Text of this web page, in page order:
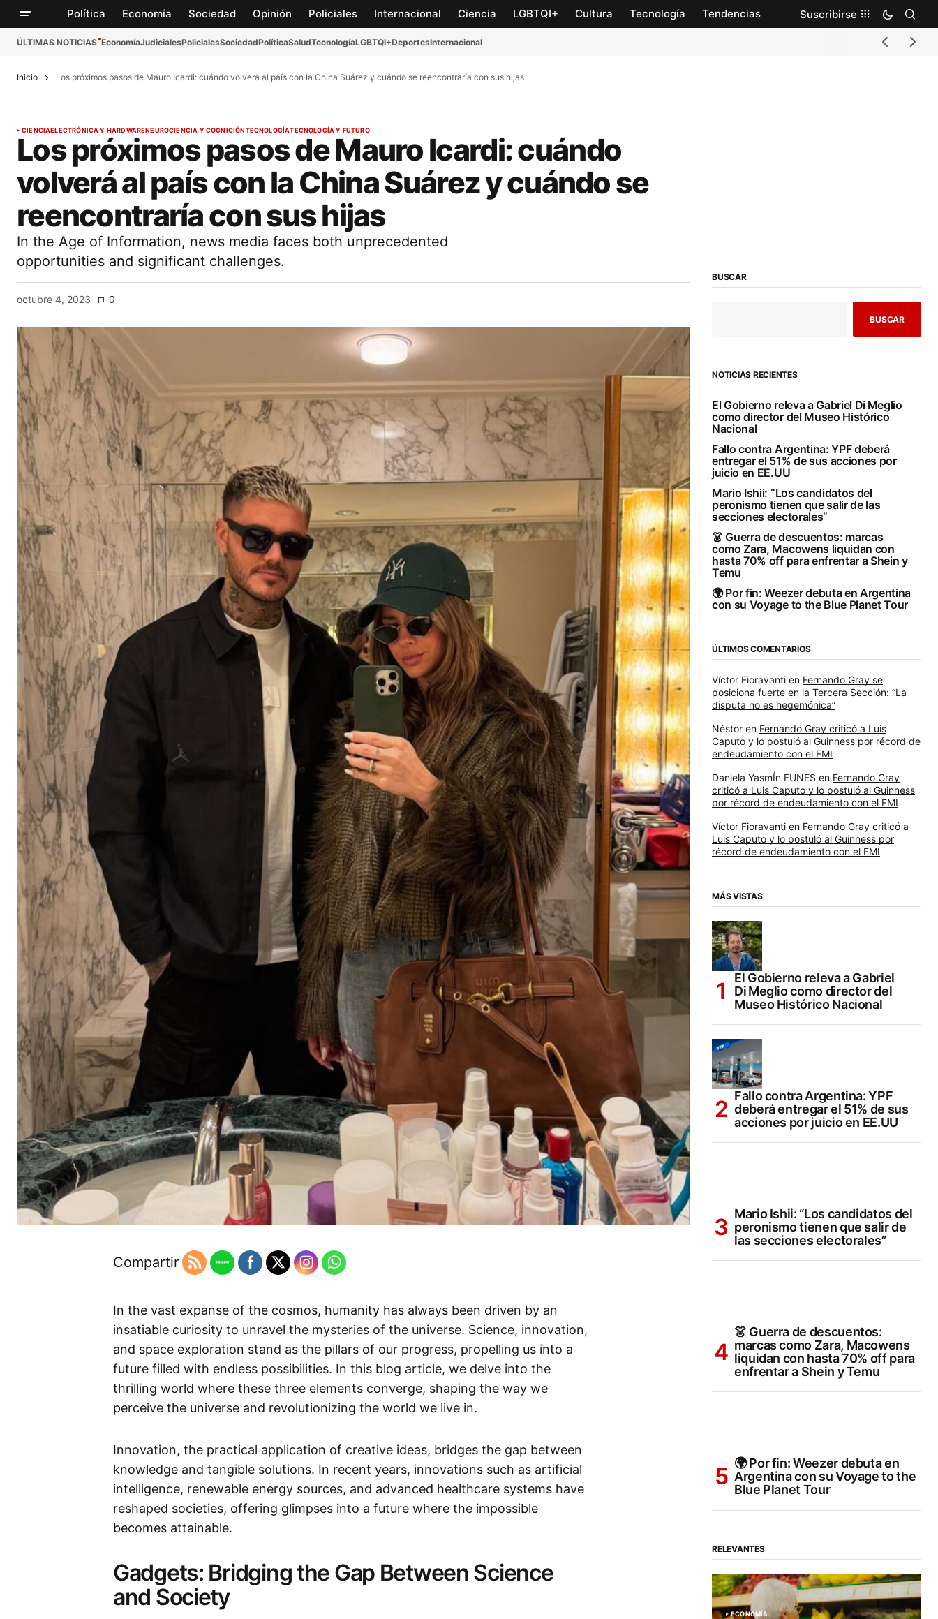
Política Economía Sociedad Opinión Policiales Internacional Ciencia LGBTQI+ Cultura Tecnología Tendencias Suscribirse
ÚLTIMAS NOTICIAS EconomíaJudicialesPolicialesSociedadPolíticaSaludTecnologíaLGBTQI+DeportesInternacional
Inicio Los próximos pasos de Mauro Icardi: cuándo volverá al país con la China Suárez y cuándo se reencontraría con sus hijas
CIENCIAELECTRÓNICA Y HARDWARENEUROCIENCIA Y COGNICIÓNTECNOLOGÍATECNOLOGÍA Y FUTURO
Los próximos pasos de Mauro Icardi: cuándo
volverá al país con la China Suárez y cuándo se
reencontraría con sus hijas
In the Age of Information, news media faces both unprecedented
opportunities and significant challenges.
octubre 4, 2023 0
Compartir
In the vast expanse of the cosmos, humanity has always been driven by an
insatiable curiosity to unravel the mysteries of the universe. Science, innovation,
and space exploration stand as the pillars of our progress, propelling us into a
future filled with endless possibilities. In this blog article, we delve into the
thrilling world where these three elements converge, shaping the way we
perceive the universe and revolutionizing the world we live in.
Innovation, the practical application of creative ideas, bridges the gap between
knowledge and tangible solutions. In recent years, innovations such as artificial
intelligence, renewable energy sources, and advanced healthcare systems have
reshaped societies, offering glimpses into a future where the impossible
becomes attainable.
Gadgets: Bridging the Gap Between Science
and Society
BUSCAR
BUSCAR
NOTICIAS RECIENTES
El Gobierno releva a Gabriel Di Meglio
como director del Museo Histórico
Nacional
Fallo contra Argentina: YPF deberá
entregar el 51% de sus acciones por
juicio en EE.UU
Mario Ishii: “Los candidatos del
peronismo tienen que salir de las
secciones electorales”
👗 Guerra de descuentos: marcas
como Zara, Macowens liquidan con
hasta 70% off para enfrentar a Shein y
Temu
🌍 Por fin: Weezer debuta en Argentina
con su Voyage to the Blue Planet Tour
ÚLTIMOS COMENTARIOS
Víctor Fioravanti en Fernando Gray se
posiciona fuerte en la Tercera Sección: “La
disputa no es hegemónica”
Néstor en Fernando Gray criticó a Luis
Caputo y lo postuló al Guinness por récord de
endeudamiento con el FMI
Daniela YasmÍn FUNES en Fernando Gray
criticó a Luis Caputo y lo postuló al Guinness
por récord de endeudamiento con el FMI
Víctor Fioravanti en Fernando Gray criticó a
Luis Caputo y lo postuló al Guinness por
récord de endeudamiento con el FMI
MÁS VISTAS
El Gobierno releva a Gabriel
Di Meglio como director del
Museo Histórico Nacional
Fallo contra Argentina: YPF
deberá entregar el 51% de sus
acciones por juicio en EE.UU
Mario Ishii: “Los candidatos del
peronismo tienen que salir de
las secciones electorales”
👗 Guerra de descuentos:
marcas como Zara, Macowens
liquidan con hasta 70% off para
enfrentar a Shein y Temu
🌍 Por fin: Weezer debuta en
Argentina con su Voyage to the
Blue Planet Tour
RELEVANTES
ECONOMÍA